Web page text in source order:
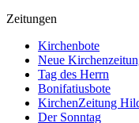
Zeitungen
Kirchenbote
Neue
Tag des Herrn
Bonifatiusbote
KirchenZeitung
Der Sonntag